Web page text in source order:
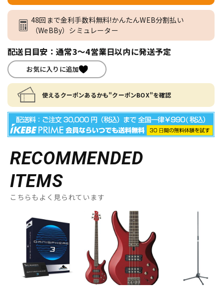
48回まで金利手数料無料!かんたんWEB分割払い
（WeBBy）シミュレーター
配送日目安：通常3～4営業日以内に発送予定
お気に入りに追加
使えるクーポンあるかも"クーポンBOX"を確認
RECOMMENDED
ITEMS
こちらもよく見られています